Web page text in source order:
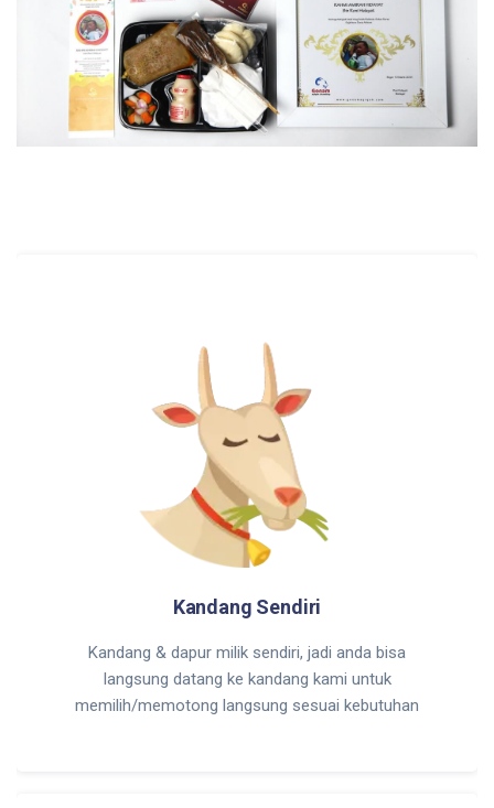
Kandang Sendiri
Kandang & dapur milik sendiri, jadi anda bisa
langsung datang ke kandang kami untuk
memilih/memotong langsung sesuai kebutuhan